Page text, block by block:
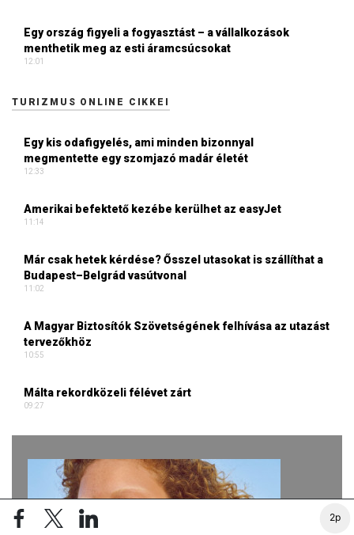
2p
Egy ország figyeli a fogyasztást – a vállalkozások
menthetik meg az esti áramcsúcsokat
12:01
TURIZMUS ONLINE CIKKEI
Egy kis odafigyelés, ami minden bizonnyal
megmentette egy szomjazó madár életét
12:33
Amerikai befektető kezébe kerülhet az easyJet
11:14
Már csak hetek kérdése? Ősszel utasokat is szállíthat a
Budapest–Belgrád vasútvonal
11:02
A Magyar Biztosítók Szövetségének felhívása az utazást
tervezőkhöz
10:55
Málta rekordközeli félévet zárt
09:27